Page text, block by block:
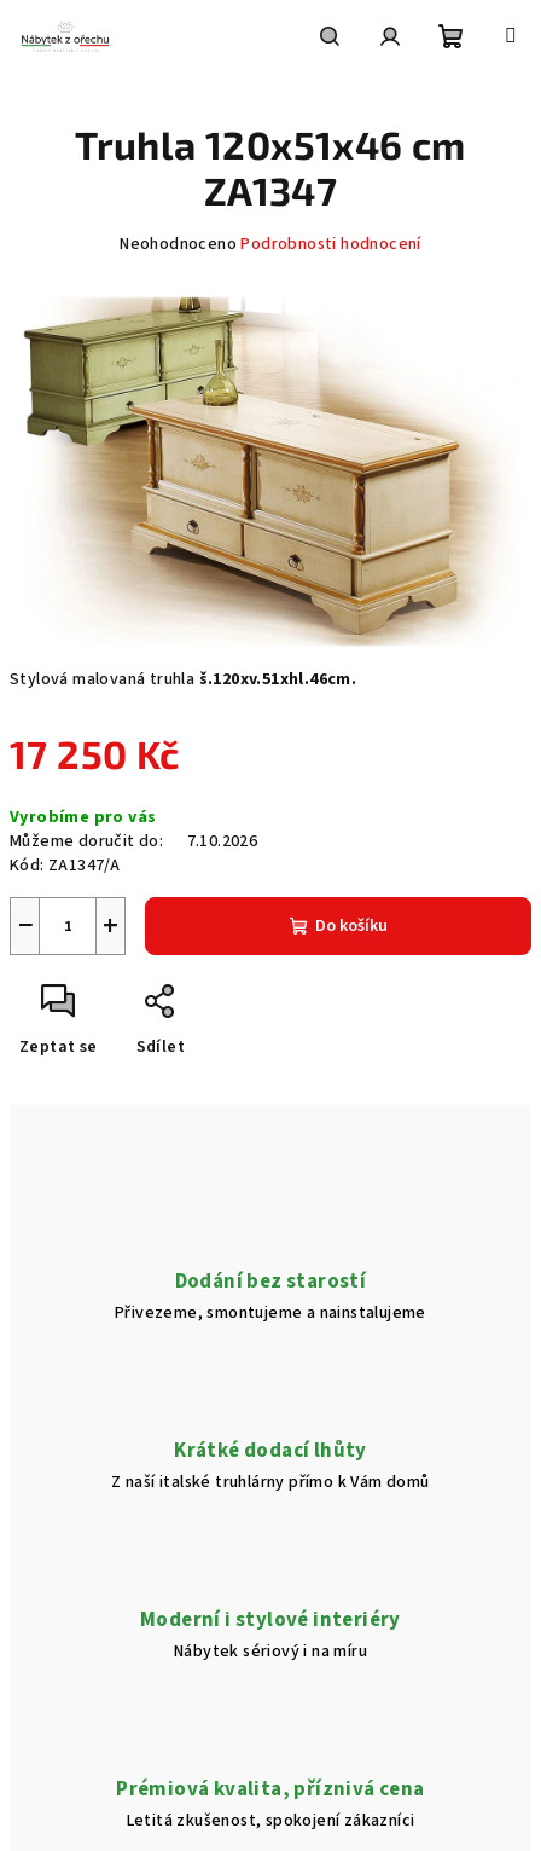
obsah
košík
Stylová malovaná truhla š.120xv.51xhl.46cm.
17 250 Kč
cena:
Vyrobíme pro vás
Můžeme doručit do:
7.10.2026
Kód: ZA1347/A
+
− Do košíku
Zeptat se Sdílet
Truhla 120x51x46 cm
ZA1347
Průměrné
produktu
je
0,0
z
5
hvězdiček.
Neohodnoceno Podrobnosti hodnocení
Dodání bez starostí
Přivezeme, smontujeme a nainstalujeme
Krátké dodací lhůty
Z naší italské truhlárny přímo k Vám domů
Moderní i stylové interiéry
Nábytek sériový i na míru
Prémiová kvalita, příznivá cena
Letitá zkušenost, spokojení zákazníci